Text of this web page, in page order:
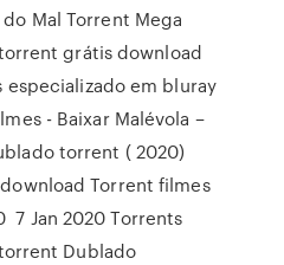
Mal Torrent Mega
grátis download
especializado em bluray
- Baixar Malévola –
torrent ( 2020)
Torrent filmes
7 Jan 2020 Torrents
Dublado